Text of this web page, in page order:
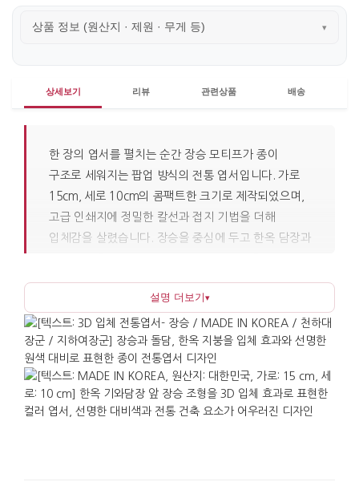
상품 정보 (원산지 · 제원 · 무게 등) ▾
상세보기 리뷰 관련상품 배송
한 장의 엽서를 펼치는 순간 장승 모티프가 종이
구조로 세워지는 팝업 방식의 전통 엽서입니다. 가로
15cm, 세로 10cm의 콤팩트한 크기로 제작되었으며,
고급 인쇄지에 정밀한 칼선과 접지 기법을 더해
입체감을 살렸습니다. 장승을 중심에 두고 한옥 담장과
담아냈으며, 마을을 지키는 수호목으로서 장승의
의미를 과하게 꾸미지 않고 한눈에 알아보기 쉬운
형태로 표현했습니다.
가볍고 부피가 작아 봉투에 넣어 전달하기 좋으며,
도자기나 유리 소품과 달리 휴대와 보관이 편합니다.
펼친 상태로 책상이나 선반에 세워 작은 장식처럼
두어도 안정감이 있으며, 접으면 다시 평평한 엽서로
설명 더보기▾